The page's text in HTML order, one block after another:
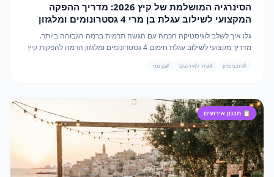
הסינרגיה המושלמת של קיץ 2026: מדריך ההפקה
המקצועי לשילוב עגלת בן מרי 4 גסטרונומים ומלגזון
הרמה
גלו איך לשלב לוגיסטיקה חכמה עם הגשה תרמית ברמה הגבוהה ביותר.
מדריך מקצועי לשילוב עגלת חימום 4 גסטרונומים ומלגזון הרמה להפקות קיץ
#דוכני מזון #ציוד לאירועים #בן מרי
📋 תכנון אירועים